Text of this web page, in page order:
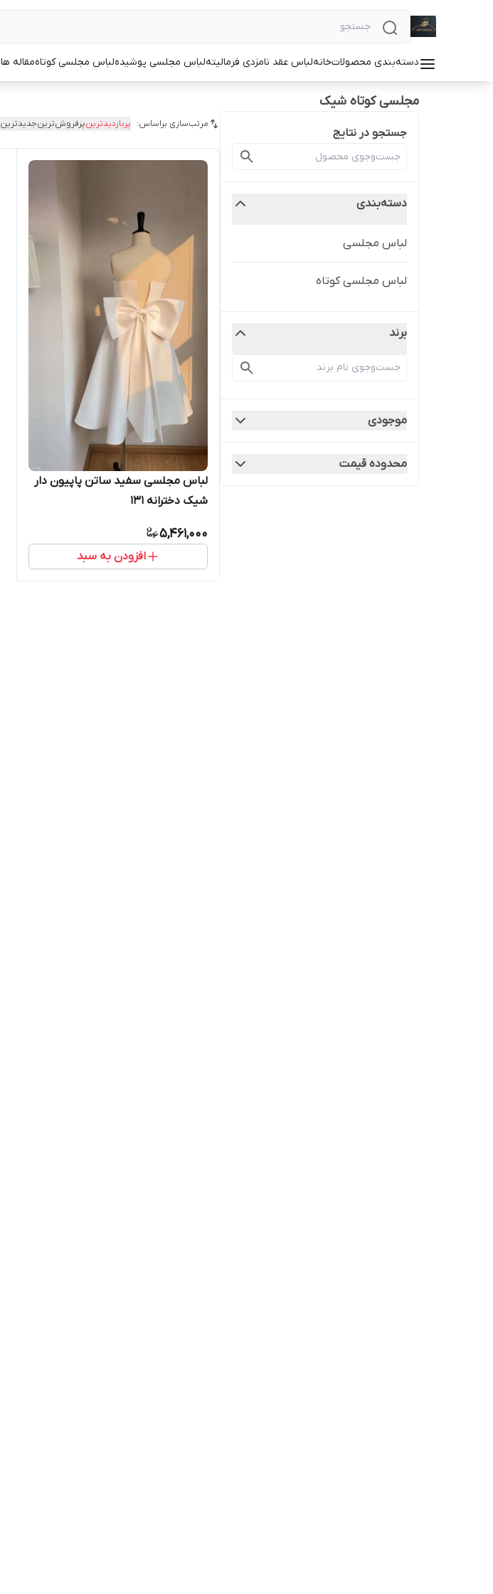
دسته‌بندی محصولاتخانهلباس عقد نامزدی فرمالیتهلباس مجلسی پوشیدهلباس مجلسی کوتاهمقاله ها
مجلسی کوتاه شیک
جستجو در نتایج
دسته‌بندی
لباس مجلسی
لباس مجلسی کوتاه
برند
موجودی
محدوده قیمت
مرتب‌سازی براساس: پربازدیدترینپرفروش‌ترینجدیدترین
لباس مجلسی سفید ساتن پاپیون دار
شیک دخترانه ۱۳۱
5,461,000
افزودن به سبد